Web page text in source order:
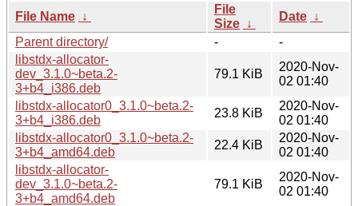
File Name ↓
File
Size ↓
Date ↓
Parent directory/
-
-
libstdx-allocator-
dev_3.1.0~beta.2-
3+b4_i386.deb
79.1 KiB
2020-Nov-
02 01:40
libstdx-allocator0_3.1.0~beta.2-
3+b4_i386.deb
23.8 KiB
2020-Nov-
02 01:40
libstdx-allocator0_3.1.0~beta.2-
3+b4_amd64.deb
22.4 KiB
2020-Nov-
02 01:40
libstdx-allocator-
dev_3.1.0~beta.2-
3+b4_amd64.deb
79.1 KiB
2020-Nov-
02 01:40